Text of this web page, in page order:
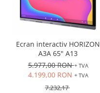
Ecran interactiv HORIZON
A3A 65" A13
5.977,00 RON+ TVA
4.199,00 RON + TVA
7.232,17